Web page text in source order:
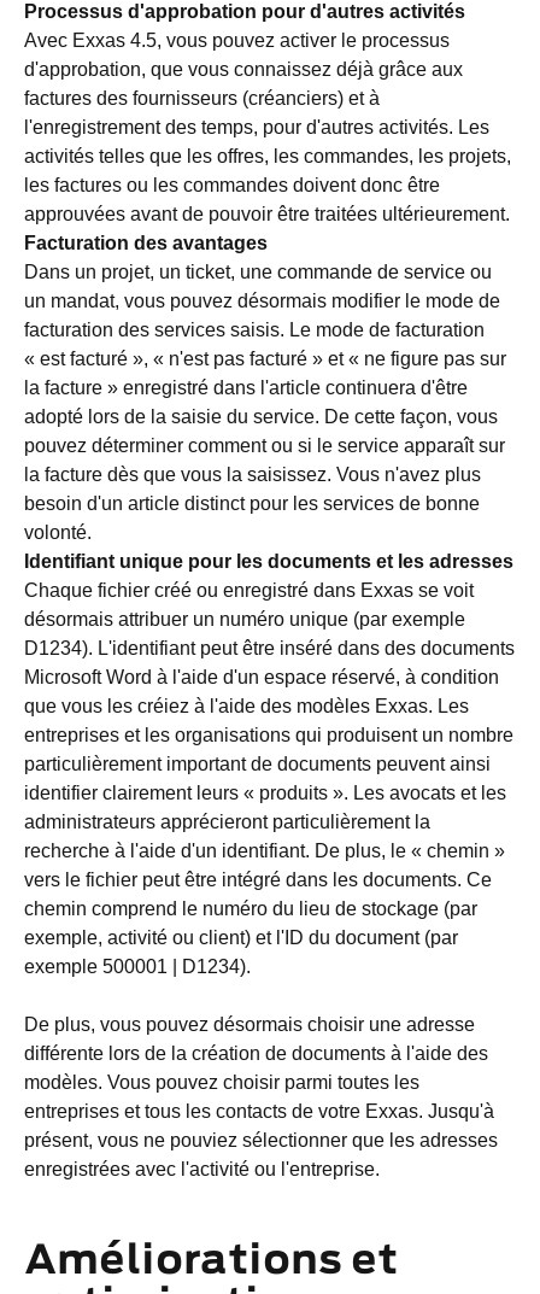
Processus d'approbation pour d'autres activités
Avec Exxas 4.5, vous pouvez activer le processus
d'approbation, que vous connaissez déjà grâce aux
factures des fournisseurs (créanciers) et à
l'enregistrement des temps, pour d'autres activités. Les
activités telles que les offres, les commandes, les projets,
les factures ou les commandes doivent donc être
approuvées avant de pouvoir être traitées ultérieurement.
Facturation des avantages
Dans un projet, un ticket, une commande de service ou
un mandat, vous pouvez désormais modifier le mode de
facturation des services saisis. Le mode de facturation
« est facturé », « n'est pas facturé » et « ne figure pas sur
la facture » enregistré dans l'article continuera d'être
adopté lors de la saisie du service. De cette façon, vous
pouvez déterminer comment ou si le service apparaît sur
la facture dès que vous la saisissez. Vous n'avez plus
besoin d'un article distinct pour les services de bonne
volonté.
Identifiant unique pour les documents et les adresses
Chaque fichier créé ou enregistré dans Exxas se voit
désormais attribuer un numéro unique (par exemple
D1234). L'identifiant peut être inséré dans des documents
Microsoft Word à l'aide d'un espace réservé, à condition
que vous les créiez à l'aide des modèles Exxas. Les
entreprises et les organisations qui produisent un nombre
particulièrement important de documents peuvent ainsi
identifier clairement leurs « produits ». Les avocats et les
administrateurs apprécieront particulièrement la
recherche à l'aide d'un identifiant. De plus, le « chemin »
vers le fichier peut être intégré dans les documents. Ce
chemin comprend le numéro du lieu de stockage (par
exemple, activité ou client) et l'ID du document (par
exemple 500001 | D1234).
De plus, vous pouvez désormais choisir une adresse
différente lors de la création de documents à l'aide des
modèles. Vous pouvez choisir parmi toutes les
entreprises et tous les contacts de votre Exxas. Jusqu'à
présent, vous ne pouviez sélectionner que les adresses
enregistrées avec l'activité ou l'entreprise.
Améliorations et